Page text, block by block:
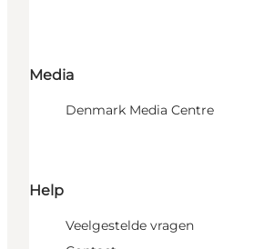
Media
Denmark Media Centre
Help
Veelgestelde vragen